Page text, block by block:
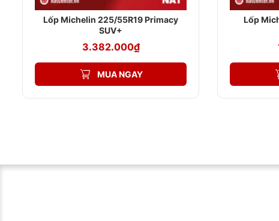
Lốp Michelin 225/55R19 Primacy
SUV+
3.382.000₫
MUA NGAY
Lốp